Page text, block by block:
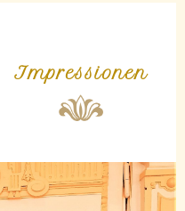
Impressionen